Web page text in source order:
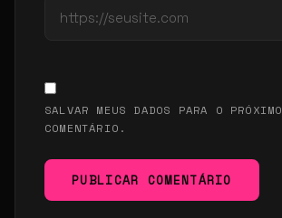
SALVAR MEUS DADOS PARA O PRÓXIMO
COMENTÁRIO.
PUBLICAR COMENTÁRIO